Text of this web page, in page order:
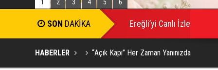
1 2 3 4 5 6
SON DAKİKA Ereğli’yi Canlı İzle
HABERLER “Açık Kapı” Her Zaman Yanınızda